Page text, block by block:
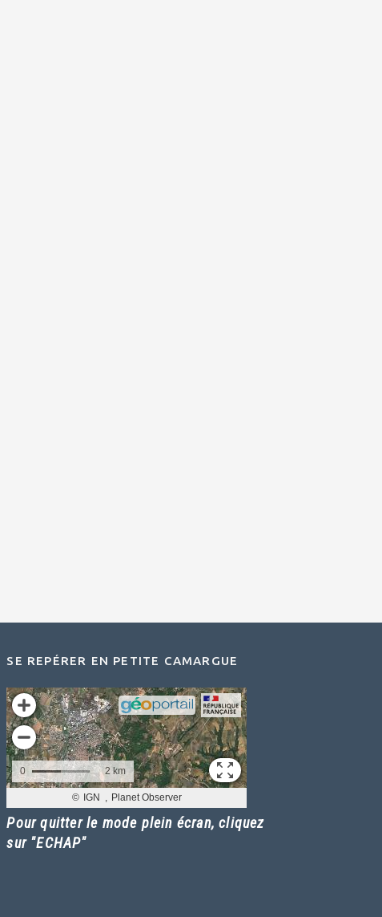
SE REPÉRER EN PETITE CAMARGUE
Pour quitter le mode plein écran, cliquez
sur "ECHAP"